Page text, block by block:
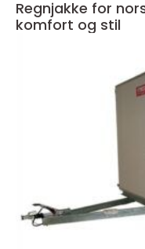
Regnjakke for
komfort og stil